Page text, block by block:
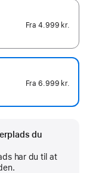
Fra4.999 kr.
Fra6.999 kr.
du
har du til at